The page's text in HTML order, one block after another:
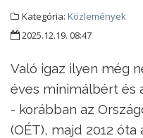
Kategória: Közlemények
2025.12.19. 08:47
Való igaz ilyen még
éves minimálbért és
- korábban az
(OÉT), majd 2012